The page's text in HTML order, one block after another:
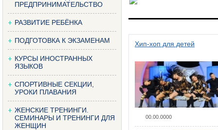
ПРЕДПРИНИМАТЕЛЬСТВО
РАЗВИТИЕ РЕБЁНКА
ПОДГОТОВКА К ЭКЗАМЕНАМ
КУРСЫ ИНОСТРАННЫХ
ЯЗЫКОВ
СПОРТИВНЫЕ СЕКЦИИ,
УРОКИ ПЛАВАНИЯ
ЖЕНСКИЕ ТРЕНИНГИ.
СЕМИНАРЫ И ТРЕНИНГИ ДЛЯ
ЖЕНЩИН
Хип-хоп для детей
00.00.0000